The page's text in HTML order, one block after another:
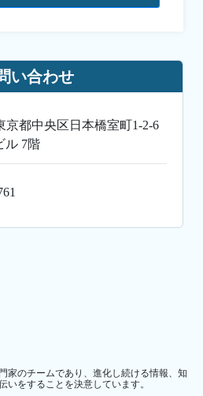
い合わせ
京都中央区日本橋室町1-2-6
ル 7階
家のチームであり、進化し続ける情報、知
いをすることを決意しています。